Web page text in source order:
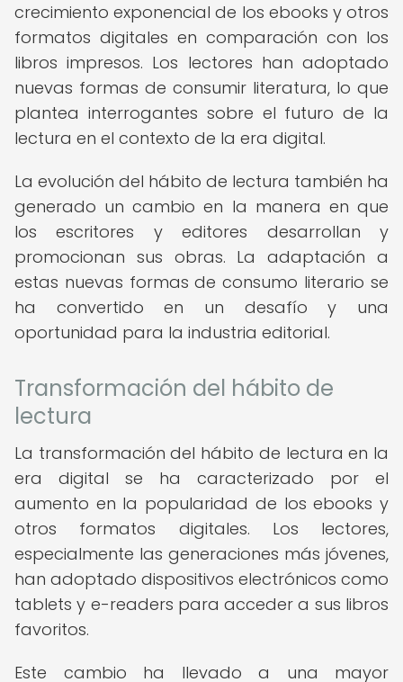
crecimiento exponencial de los ebooks y otros
formatos digitales en comparación con los
libros impresos. Los lectores han adoptado
nuevas formas de consumir literatura, lo que
plantea interrogantes sobre el futuro de la
lectura en el contexto de la era digital.
La evolución del hábito de lectura también ha
generado un cambio en la manera en que
los escritores y editores desarrollan y
promocionan sus obras. La adaptación a
estas nuevas formas de consumo literario se
ha convertido en un desafío y una
oportunidad para la industria editorial.
Transformación del hábito de
lectura
La transformación del hábito de lectura en la
era digital se ha caracterizado por el
aumento en la popularidad de los ebooks y
otros formatos digitales. Los lectores,
especialmente las generaciones más jóvenes,
han adoptado dispositivos electrónicos como
tablets y e-readers para acceder a sus libros
favoritos.
Este cambio ha llevado a una mayor